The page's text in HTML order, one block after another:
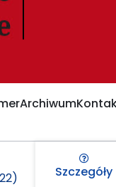
Archiwum
Szczegóły